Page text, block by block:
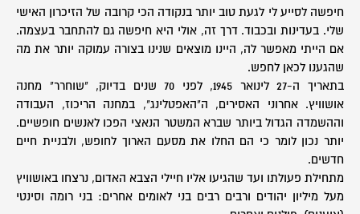
חיפשה לסייע לי לגעת טוב יותר בנקודה הכי קרובה של הזיכרון האישי
שלי. בעדינות ובכבוד. דרך זה, אולי היא חיפשה גם להתחבר בעצמה.
אם הייתי מאפשר לה, היינו מוצאים שנינו בצורה עמוקה יותר את מה
שהגענו לכאן לחפש.
בתאריך ה-27 לינואר 1945, לפני 70 שנים בדיוק, "שוחרר" מחנה
אושוויץ. אחרוני האסירים, ה"האפטלינג", במחנה הריכוז, העבודה
וההשמדה הגדול ביותר שברא המשטר הנאצי הפכו לאנשים חופשיים.
יותר נכון לומר כי הם החלו את מסעם הארוך לחופש, ולבניית חיים
חדשים.
מתחילת פעולתו ועד שהגיעו אליו חיילי הצבא האדום, נרצחו באושוויץ
מעל מיליון יהודים ורבים רבים בני לאומים אחרים: בני רומה וסינטי